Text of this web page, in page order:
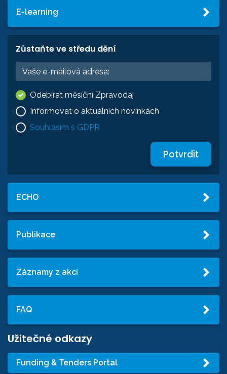
E-learning
Zůstaňte ve středu dění
Odebírat měsíční Zpravodaj
Informovat o aktuálních novinkách
Souhlasím s GDPR
Potvrdit
ECHO
Publikace
Záznamy z akcí
FAQ
Užitečné odkazy
Funding & Tenders Portal